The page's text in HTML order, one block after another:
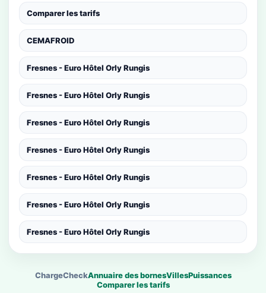
Comparer les tarifs
CEMAFROID
Fresnes - Euro Hôtel Orly Rungis
Fresnes - Euro Hôtel Orly Rungis
Fresnes - Euro Hôtel Orly Rungis
Fresnes - Euro Hôtel Orly Rungis
Fresnes - Euro Hôtel Orly Rungis
Fresnes - Euro Hôtel Orly Rungis
Fresnes - Euro Hôtel Orly Rungis
ChargeCheckAnnuaire des bornesVillesPuissances
Comparer les tarifs